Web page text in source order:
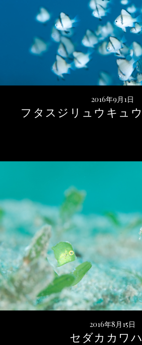
2016年9月1日
フタスジリュウキュ
2016年8月15日
セダカカワ